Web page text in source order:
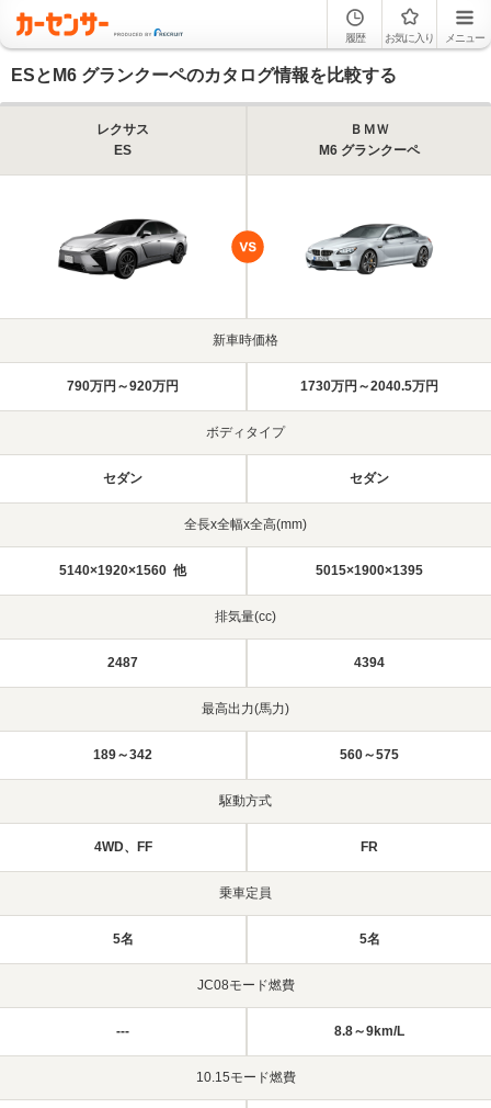
履歴 お気に入り メニュー
ESとM6 グランクーペのカタログ情報を比較する
レクサス
ES
ＢＭＷ
M6 グランクーペ
新車時価格
790万円～920万円 1730万円～2040.5万円
ボディタイプ
セダン セダン
全長x全幅x全高(mm)
5140×1920×1560 他 5015×1900×1395
排気量(cc)
2487 4394
最高出力(馬力)
189～342 560～575
駆動方式
4WD、FF FR
乗車定員
5名 5名
JC08モード燃費
--- 8.8～9km/L
10.15モード燃費